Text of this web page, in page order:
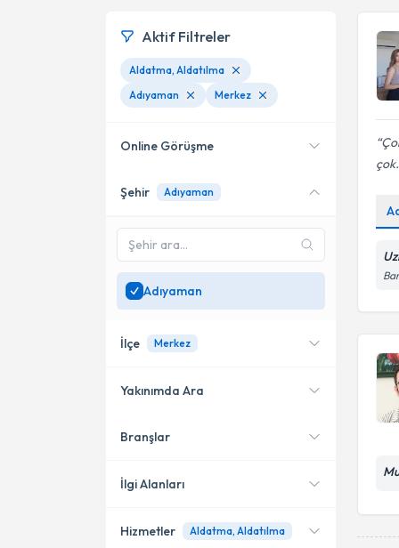
Aktif Filtreler
Aldatma, Aldatılma
Adıyaman
Merkez
Online Görüşme
Online danışmanlık sunan
SadeceAdıyaman
bölgesinde uzman ara
Şehir Adıyaman
Adıyaman
İlçe Merkez
Merkez
Yakınımda Ara
Konumuma yakın uzmanları
Branşlar
Psikoloji
İlgi Alanları
Hizmetler Aldatma, Aldatılma